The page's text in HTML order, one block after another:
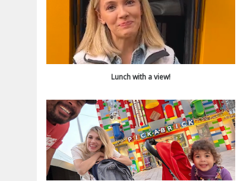
Lunch with a view!